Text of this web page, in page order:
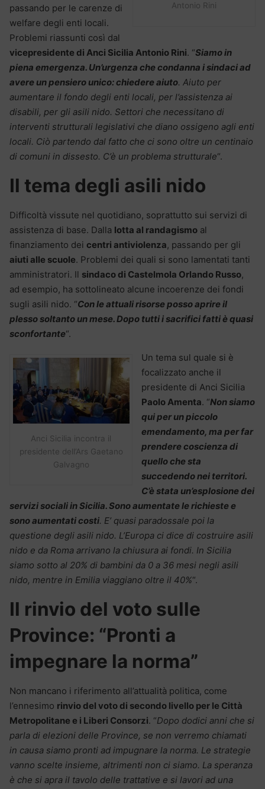
Antonio Rini
passando per le carenze di
welfare degli enti locali.
Problemi riassunti così dal
vicepresidente di Anci Sicilia Antonio Rini. “Siamo in
piena emergenza. Un’urgenza che condanna i sindaci ad
avere un pensiero unico: chiedere aiuto. Aiuto per
aumentare il fondo degli enti locali, per l’assistenza ai
disabili, per gli asili nido. Settori che necessitano di
interventi strutturali legislativi che diano ossigeno agli enti
locali. Ciò partendo dal fatto che ci sono oltre un centinaio
di comuni in dissesto. C’è un problema strutturale“.
Il tema degli asili nido
Difficoltà vissute nel quotidiano, soprattutto sui servizi di
assistenza di base. Dalla lotta al randagismo al
finanziamento dei centri antiviolenza, passando per gli
aiuti alle scuole. Problemi dei quali si sono lamentati tanti
amministratori. Il sindaco di Castelmola Orlando Russo,
ad esempio, ha sottolineato alcune incoerenze dei fondi
sugli asili nido. “Con le attuali risorse posso aprire il
plesso soltanto un mese. Dopo tutti i sacrifici fatti è quasi
sconfortante“.
Anci Sicilia incontra il
presidente dell’Ars Gaetano
Galvagno
Un tema sul quale si è
focalizzato anche il
presidente di Anci Sicilia
Paolo Amenta. “Non siamo
qui per un piccolo
emendamento, ma per far
prendere coscienza di
quello che sta
succedendo nei territori.
C’è stata un’esplosione dei
servizi sociali in Sicilia. Sono aumentate le richieste e
sono aumentati costi. E’ quasi paradossale poi la
questione degli asili nido. L’Europa ci dice di costruire asili
nido e da Roma arrivano la chiusura ai fondi. In Sicilia
siamo sotto al 20% di bambini da 0 a 36 mesi negli asili
nido, mentre in Emilia viaggiano oltre il 40%“.
Il rinvio del voto sulle
Province: “Pronti a
impegnare la norma”
Non mancano i riferimento all’attualità politica, come
l’ennesimo rinvio del voto di secondo livello per le Città
Metropolitane e i Liberi Consorzi. “Dopo dodici anni che si
parla di elezioni delle Province, se non verremo chiamati
in causa siamo pronti ad impugnare la norma. Le strategie
vanno scelte insieme, altrimenti non ci siamo. La speranza
è che si apra il tavolo delle trattative e si lavori ad una